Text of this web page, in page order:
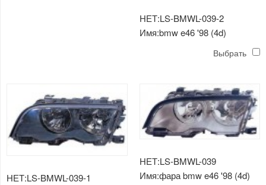
НЕТ:LS-BMWL-039-2
Имя:bmw e46 '98 (4d)
(хрустальная оправа)
Выбрать
НЕТ:LS-BMWL-039-1
НЕТ:LS-BMWL-039
Имя:фара bmw e46 '98 (4d)